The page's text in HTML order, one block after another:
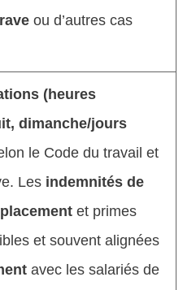
ou d’autres cas
(heures
dimanche/jours
le Code du travail et
Les indemnités de
et primes
et souvent alignées
avec les salariés de